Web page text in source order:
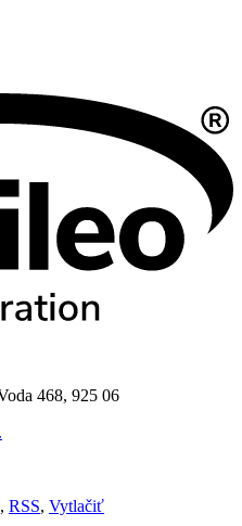
468, 925 06
, RSS, Vytlačiť